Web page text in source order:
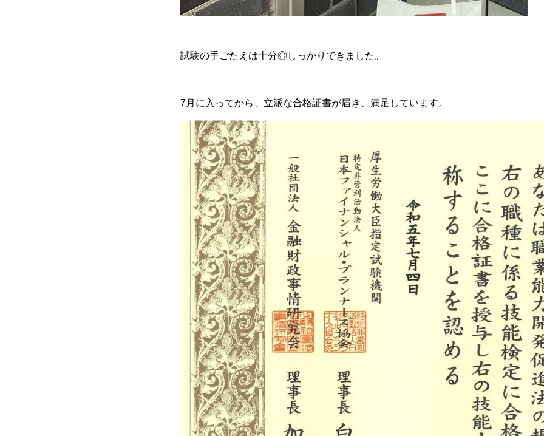
試験の手ごたえは十分◎しっかりできました。
7月に入ってから、立派な合格証書が届き、満足しています。